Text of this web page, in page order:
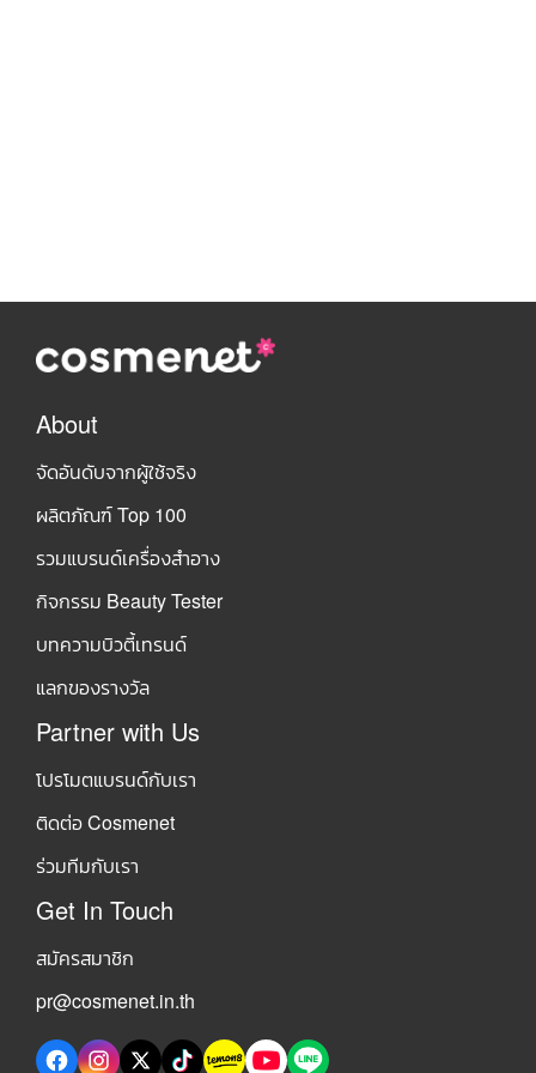
About
จัดอันดับจากผู้ใช้จริง
ผลิตภัณฑ์ Top 100
รวมแบรนด์เครื่องสำอาง
กิจกรรม Beauty Tester
บทความบิวตี้เทรนด์
แลกของรางวัล
Partner with Us
โปรโมตแบรนด์กับเรา
ติดต่อ Cosmenet
ร่วมทีมกับเรา
Get In Touch
สมัครสมาชิก
pr@cosmenet.in.th